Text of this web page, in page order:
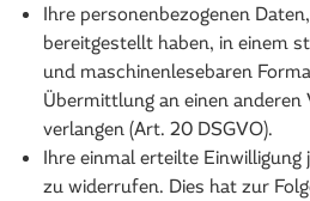
Ihre personenbezogenen
bereitgestellt haben, in einem
und maschinenlesebaren
Übermittlung an einen
verlangen (Art. 20 DSGVO).
Ihre einmal erteilte Einwilligung
zu widerrufen. Dies hat zur